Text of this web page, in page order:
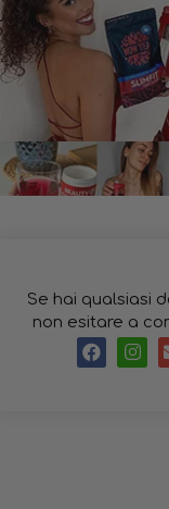
Se hai qualsiasi
non esitare a